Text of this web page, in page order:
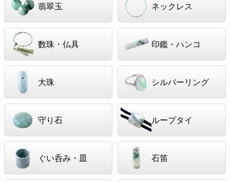
翡翠玉 ネックレス
数珠・仏具 印鑑・ハンコ
大珠 シルバーリング
守り石 ループタイ
ぐい呑み・皿 石笛